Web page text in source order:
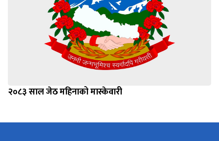
२०८३ साल जेठ महिनाको मास्केवारी